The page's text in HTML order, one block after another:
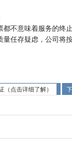
都不意味着服务的终
量任存疑虑，公司将
（点击详细了解）